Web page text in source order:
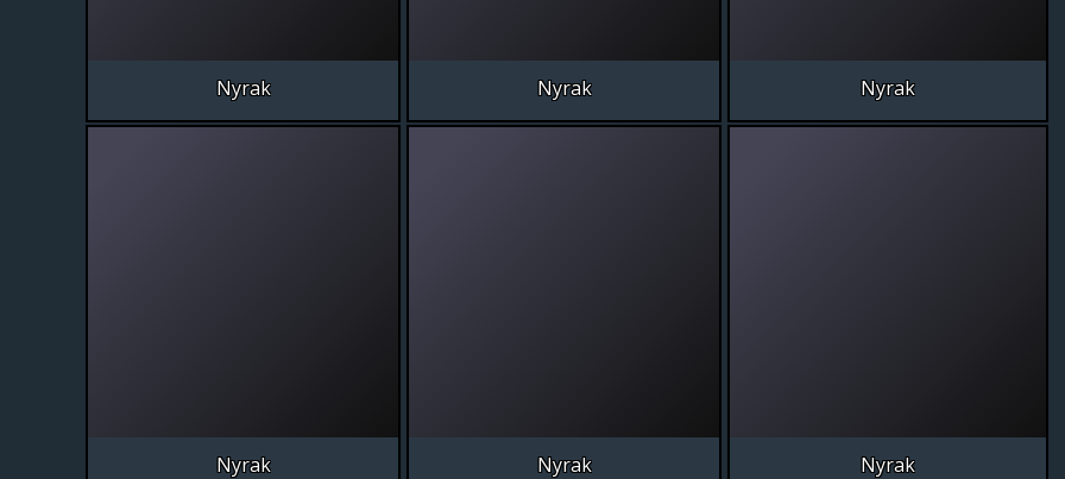
Nyrak Nyrak Nyrak
Nyrak Nyrak Nyrak